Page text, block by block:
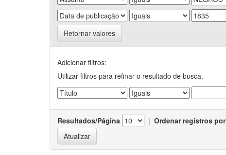
Retornar valores
Adicionar filtros:
Utilizar filtros para refinar o resultado de busca.
Resultados/Página | Ordenar registros por